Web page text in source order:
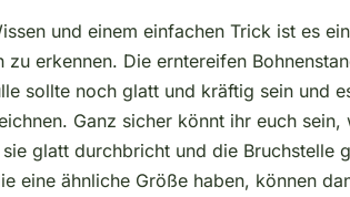
und einem einfachen Trick ist es
zu erkennen. Die erntereifen
sollte noch glatt und kräftig sein und
Ganz sicher könnt ihr euch
sie glatt durchbricht und die
eine ähnliche Größe haben, können